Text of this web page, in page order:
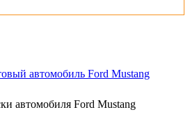
автомобиль Ford Mustang
автомобиля Ford Mustang